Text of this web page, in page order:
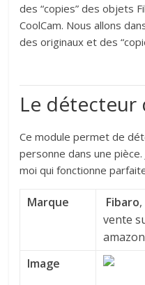
des “copies” des objets
CoolCam. Nous allons
des originaux et des
Le
Ce module permet de
personne dans une pièce.
moi qui fonctionne
Marque Fibaro
vente
Image